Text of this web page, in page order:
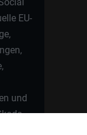
EU-
und